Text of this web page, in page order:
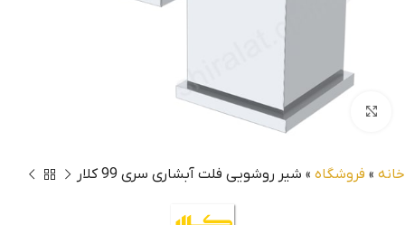
بزرگنمایی تصویر
خانه » فروشگاه » شیر روشویی فلت آبشاری سری 99 کلار